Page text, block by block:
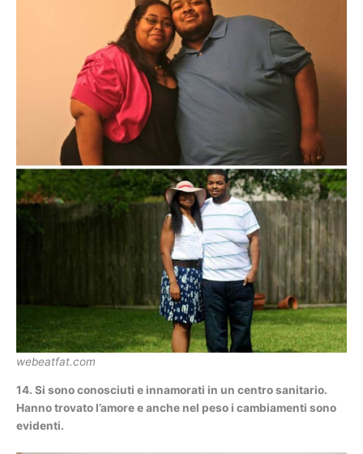
webeatfat.com
14. Si sono conosciuti e innamorati in un centro sanitario.
Hanno trovato l’amore e anche nel peso i cambiamenti sono
evidenti.